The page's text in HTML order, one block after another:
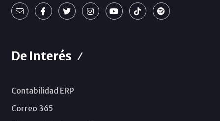
De Interés
Contabilidad ERP
Correo 365